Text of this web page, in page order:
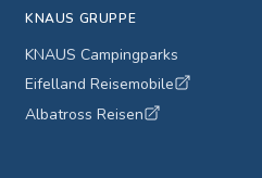
KNAUS GRUPPE
KNAUS Campingparks
Eifelland Reisemobile
Albatross Reisen